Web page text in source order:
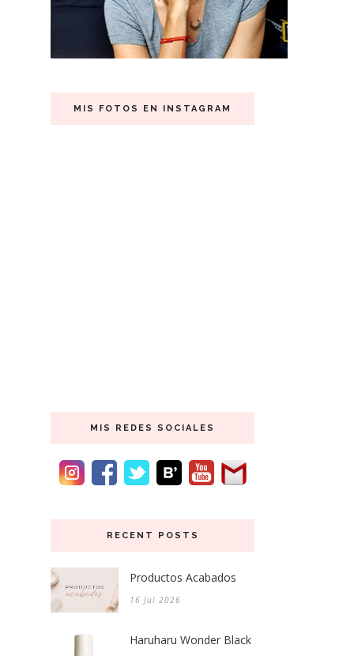
MIS FOTOS EN INSTAGRAM
MIS REDES SOCIALES
RECENT POSTS
Productos Acabados
16 Jul 2026
Haruharu Wonder Black